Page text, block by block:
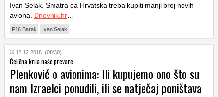
Ivan Selak. Smatra da Hrvatska treba kupiti manji broj novih
aviona. Dnevnik.hr
F16 Barak Ivan Selak
12.12.2018. (08:30)
Čelična krila naše prevare
Plenković o avionima: Ili kupujemo ono što su
nam Izraelci ponudili, ili se natječaj poništava